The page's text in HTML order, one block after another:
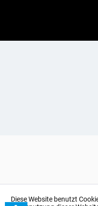
Diese Website benutzt